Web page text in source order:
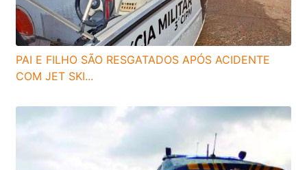
PAI E FILHO SÃO RESGATADOS APÓS ACIDENTE
COM JET SKI...